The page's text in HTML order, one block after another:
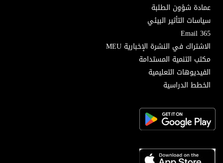
عمادة شؤون الطلبة
سياسات التأثير البيئي
Email 365
الاشتراك في النشرة الإخبارية MEU
مكتب التنمية المستدامة
الفيديوهات التعليمية
الخطط الدراسية